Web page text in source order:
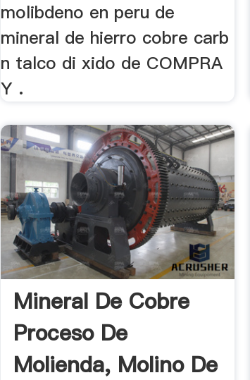
molibdeno en peru de
mineral de hierro cobre carb
n talco di xido de COMPRA
Y .
Mineral De Cobre
Proceso De
Molienda, Molino De